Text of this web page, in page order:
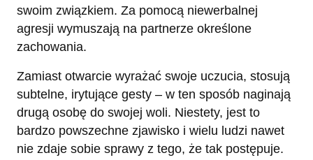
swoim związkiem. Za pomocą niewerbalnej
agresji wymuszają na partnerze określone
zachowania.
Zamiast otwarcie wyrażać swoje uczucia, stosują
subtelne, irytujące gesty – w ten sposób naginają
drugą osobę do swojej woli. Niestety, jest to
bardzo powszechne zjawisko i wielu ludzi nawet
nie zdaje sobie sprawy z tego, że tak postępuje.